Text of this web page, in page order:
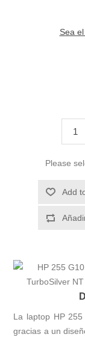
Sea
Please
Add
La laptop HP
gracias a un